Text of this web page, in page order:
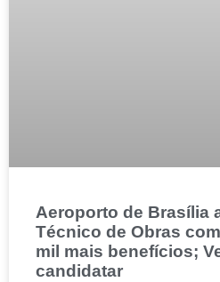
Aeroporto de Brasília
Técnico de Obras
mil mais benefícios;
candidatar